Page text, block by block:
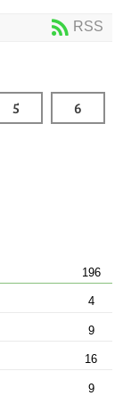
RSS
5 6
196
4
9
16
9